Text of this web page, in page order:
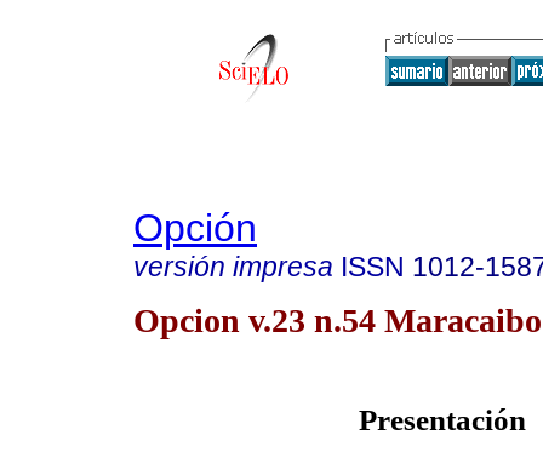
Opción
versión impresa ISSN 1012-
Opcion v.23 n.54
Presentación